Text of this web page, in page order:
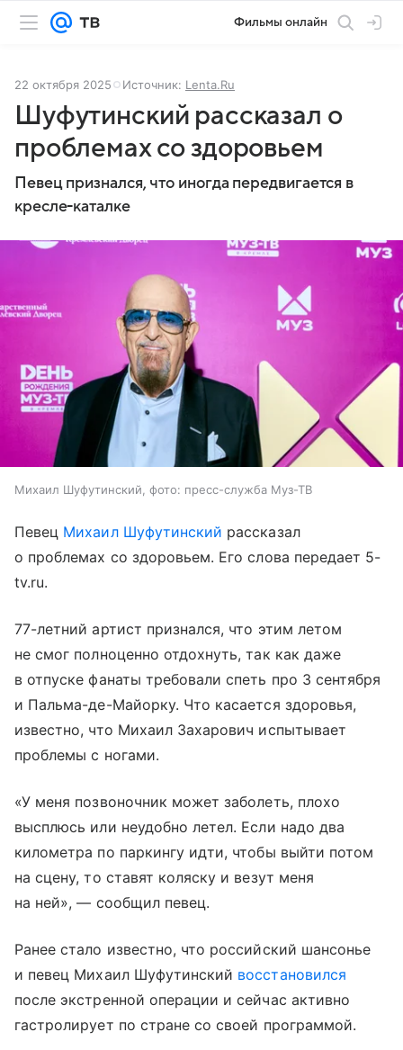
Фильмы онлайн
22 октября 2025 Источник: Lenta.Ru
Шуфутинский рассказал о
проблемах со здоровьем
Певец признался, что иногда передвигается в
кресле-каталке
Михаил Шуфутинский, фото: пресс-служба Муз-ТВ
Певец Михаил Шуфутинский рассказал
о проблемах со здоровьем. Его слова передает 5-
tv.ru.
77-летний артист признался, что этим летом
не смог полноценно отдохнуть, так как даже
в отпуске фанаты требовали спеть про 3 сентября
и Пальма-де-Майорку. Что касается здоровья,
известно, что Михаил Захарович испытывает
проблемы с ногами.
«У меня позвоночник может заболеть, плохо
высплюсь или неудобно летел. Если надо два
километра по паркингу идти, чтобы выйти потом
на сцену, то ставят коляску и везут меня
на ней», — сообщил певец.
Ранее стало известно, что российский шансонье
и певец Михаил Шуфутинский восстановился
после экстренной операции и сейчас активно
гастролирует по стране со своей программой.